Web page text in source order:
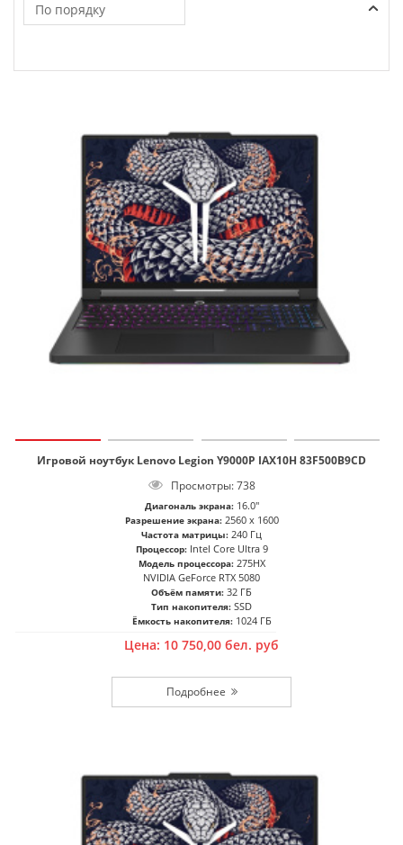
По порядку
Игровой ноутбук Lenovo Legion Y9000P IAX10H 83F500B9CD
Просмотры: 738
Диагональ экрана: 16.0"
Разрешение экрана: 2560 x 1600
Частота матрицы: 240 Гц
Процессор: Intel Core Ultra 9
Модель процессора: 275HX
NVIDIA GeForce RTX 5080
Объём памяти: 32 ГБ
Тип накопителя: SSD
Ёмкость накопителя: 1024 ГБ
Цена: 10 750,00 бел. руб